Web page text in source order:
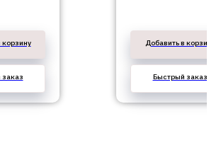
корзину Добавить в корзину
Быстрый заказ